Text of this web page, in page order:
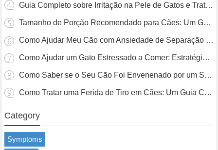
Guia Completo sobre Irritação na Pele de Gatos e Tratamento de Pulgas
Tamanho de Porção Recomendado para Cães: Um Guia Completo
Como Ajudar Meu Cão com Ansiedade de Separação à Noite
Como Ajudar um Gato Estressado a Comer: Estratégias Práticas
Como Saber se o Seu Cão Foi Envenenado por um Sapo
Como Tratar uma Ferida de Tiro em Cães: Um Guia Completo
Category
Symptoms